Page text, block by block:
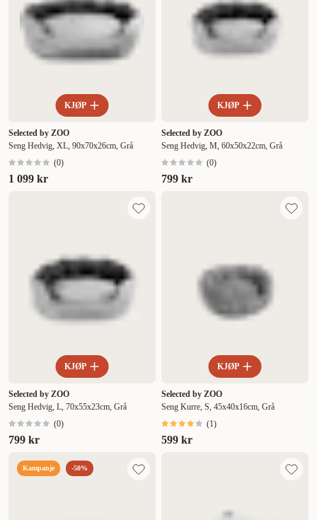
KJØP
Selected by ZOO
Seng Hedvig, XL, 90x70x26cm, Grå
(0)
1 099 kr
KJØP
Selected by ZOO
Seng Hedvig, M, 60x50x22cm, Grå
(0)
799 kr
KJØP
Selected by ZOO
Seng Hedvig, L, 70x55x23cm, Grå
(0)
799 kr
KJØP
Selected by ZOO
Seng Kurre, S, 45x40x16cm, Grå
(1)
599 kr
Kampanje -50%